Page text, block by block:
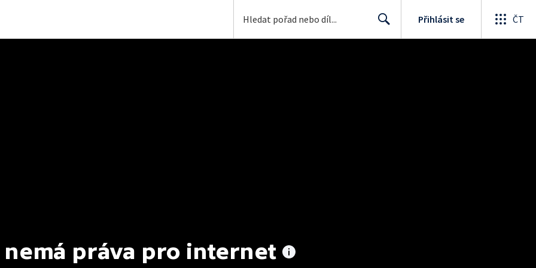
Přihlásit se ČT
nemá práva pro internet